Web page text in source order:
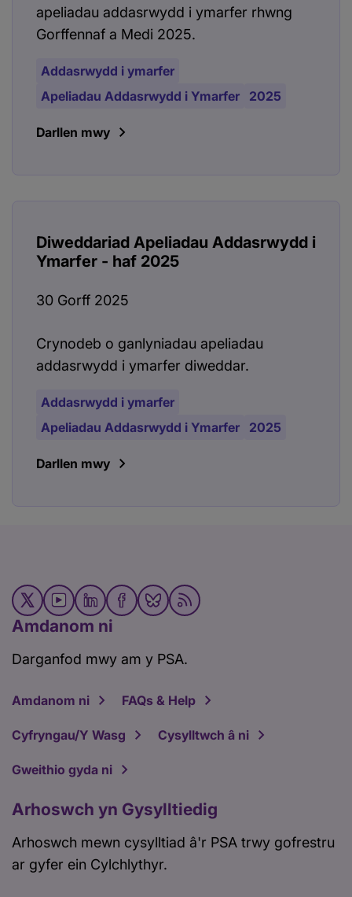
apeliadau addasrwydd i ymarfer rhwng
Gorffennaf a Medi 2025.
Addasrwydd i ymarfer
Apeliadau Addasrwydd i Ymarfer
2025
Darllen mwy
Diweddariad Apeliadau Addasrwydd i
Ymarfer - haf 2025
30 Gorff 2025
Crynodeb o ganlyniadau apeliadau
addasrwydd i ymarfer diweddar.
Addasrwydd i ymarfer
Apeliadau Addasrwydd i Ymarfer
2025
Darllen mwy
Amdanom ni
Darganfod mwy am y PSA.
Amdanom ni FAQs & Help
Cyfryngau/Y Wasg Cysylltwch â ni
Gweithio gyda ni
Arhoswch yn Gysylltiedig
Arhoswch mewn cysylltiad â'r PSA trwy gofrestru
ar gyfer ein Cylchlythyr.